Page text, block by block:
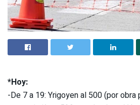
*Hoy:
-De 7 a 19: Yrigoyen al 500 (por